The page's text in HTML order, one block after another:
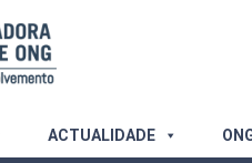
ACTUALIDADE